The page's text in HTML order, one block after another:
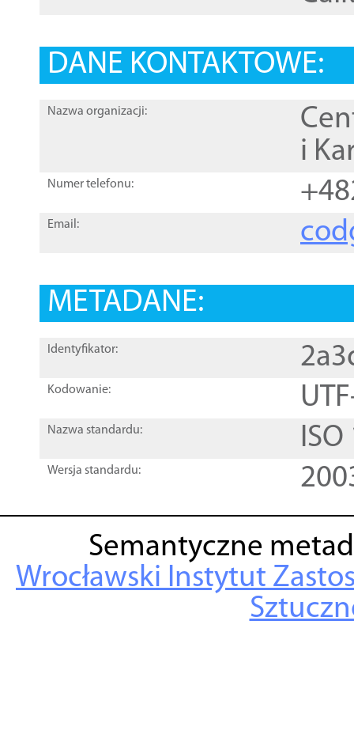
DANE KONTAKTOWE:
Nazwa organizacji:
i
Numer telefonu:
Email:
METADANE:
Identyfikator:
Kodowanie:
Nazwa standardu:
Wersja standardu:
Semantyczne
Wrocławski Instytut